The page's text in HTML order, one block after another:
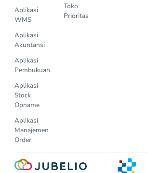
Aplikasi
WMS
Aplikasi
Akuntansi
Aplikasi
Pembukuan
Aplikasi
Stock
Opname
Aplikasi
Manajemen
Order
Toko
Prioritas